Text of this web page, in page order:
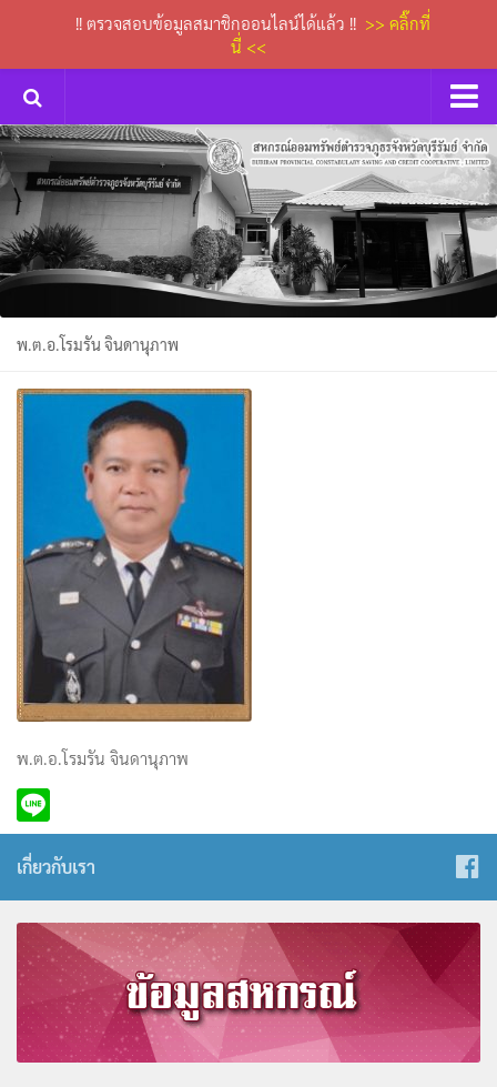
หน้าหลัก
กิจกรรม
การประชุมคณะกรรมการเงินกู้
ข่าวประกาศสหกรณ์
กระดานถาม-ตอบ
ติดต่อเรา
พ.ต.อ.โรมรัน จินดานุภาพ
พ.ต.อ.โรมรัน จินดานุภาพ
เกี่ยวกับเรา
!! ตรวจสอบข้อมูลสมาชิกออนไลน์ได้แล้ว !! >> คลิ๊กที่
นี่ <<